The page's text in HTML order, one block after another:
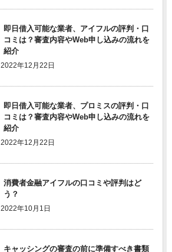
即日借入可能な業者、アイフルの評判・口
コミは？審査内容やWeb申し込みの流れを
紹介
2022年12月22日
即日借入可能な業者、プロミスの評判・口
コミは？審査内容やWeb申し込みの流れを
紹介
2022年12月22日
消費者金融アイフルの口コミや評判はど
う？
2022年10月1日
キャッシングの審査の前に準備すべき書類